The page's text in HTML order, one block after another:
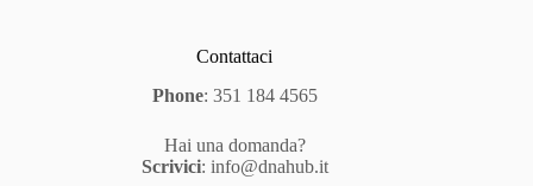
Contattaci
Phone: 351 184 4565
Hai una domanda?
Scrivici: info@dnahub.it